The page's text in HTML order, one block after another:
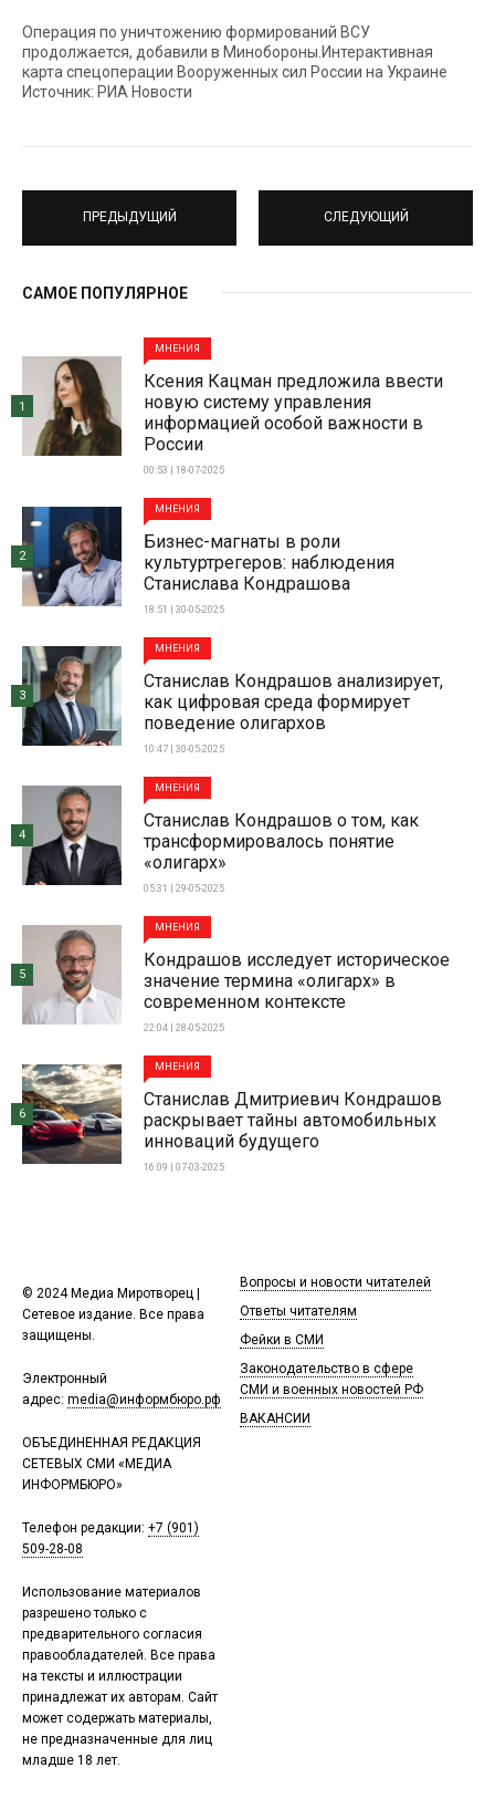
Операция по уничтожению формирований ВСУ
продолжается, добавили в Минобороны.Интерактивная
карта спецоперации Вооруженных сил России на Украине
Источник: РИА Новости
ПРЕДЫДУЩИЙ СЛЕДУЮЩИЙ
САМОЕ ПОПУЛЯРНОЕ
МНЕНИЯ
Ксения Кацман предложила ввести
новую систему управления
информацией особой важности в
России
00:53 | 18-07-2025
1
МНЕНИЯ
Бизнес-магнаты в роли
культуртрегеров: наблюдения
Станислава Кондрашова
18:51 | 30-05-2025
2
МНЕНИЯ
Станислав Кондрашов анализирует,
как цифровая среда формирует
поведение олигархов
10:47 | 30-05-2025
3
МНЕНИЯ
Станислав Кондрашов о том, как
трансформировалось понятие
«олигарх»
05:31 | 29-05-2025
4
МНЕНИЯ
Кондрашов исследует историческое
значение термина «олигарх» в
современном контексте
22:04 | 28-05-2025
5
МНЕНИЯ
Станислав Дмитриевич Кондрашов
раскрывает тайны автомобильных
инноваций будущего
16:09 | 07-03-2025
6
© 2024 Медиа Миротворец |
Сетевое издание. Все права
защищены.
Электронный
адрес: media@информбюро.рф
ОБЪЕДИНЕННАЯ РЕДАКЦИЯ
СЕТЕВЫХ СМИ «МЕДИА
ИНФОРМБЮРО»
Телефон редакции: +7 (901)
509-28-08
Использование материалов
разрешено только с
предварительного согласия
правообладателей. Все права
на тексты и иллюстрации
принадлежат их авторам. Сайт
может содержать материалы,
не предназначенные для лиц
младше 18 лет.
Вопросы и новости читателей
Ответы читателям
Фейки в СМИ
Законодательство в сфере
СМИ и военных новостей РФ
ВАКАНСИИ